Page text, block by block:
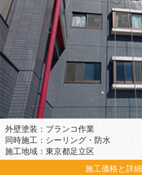
外壁塗装：ブランコ作業
同時施工：シーリング・防水
施工地域：東京都足立区
施工価格と詳細